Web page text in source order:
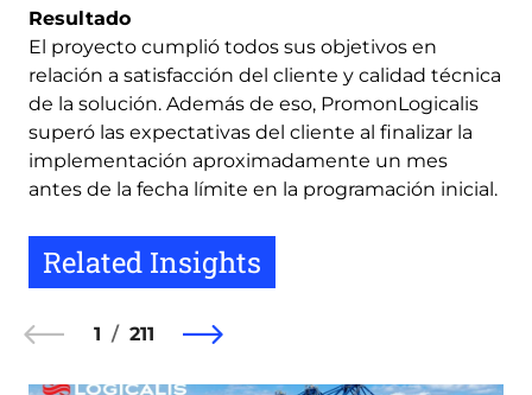
Resultado
El proyecto cumplió todos sus objetivos en
relación a satisfacción del cliente y calidad técnica
de la solución. Además de eso, PromonLogicalis
superó las expectativas del cliente al finalizar la
implementación aproximadamente un mes
antes de la fecha límite en la programación inicial.
Related Insights
1 211